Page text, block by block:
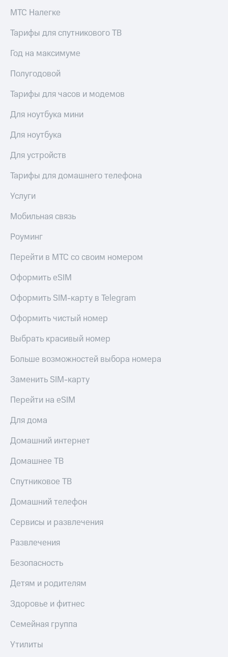
МТС Налегке
Тарифы для спутникового ТВ
Год на максимуме
Полугодовой
Тарифы для часов и модемов
Для ноутбука мини
Для ноутбука
Для устройств
Тарифы для домашнего телефона
Услуги
Мобильная связь
Роуминг
Перейти в МТС со своим номером
Оформить eSIM
Оформить SIM-карту в Telegram
Оформить чистый номер
Выбрать красивый номер
Больше возможностей выбора номера
Заменить SIM-карту
Перейти на eSIM
Для дома
Домашний интернет
Домашнее ТВ
Спутниковое ТВ
Домашний телефон
Сервисы и развлечения
Развлечения
Безопасность
Детям и родителям
Здоровье и фитнес
Семейная группа
Утилиты